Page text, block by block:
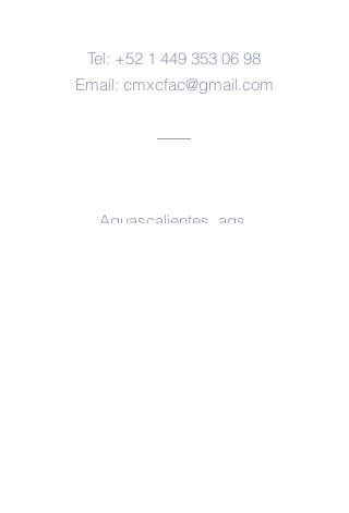
Tel: +52 1 449 353 06 98
Email: cmxcfac@gmail.com
Aguascalientes, ags.